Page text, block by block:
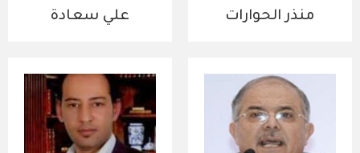
منذر الحوارات علي سعادة